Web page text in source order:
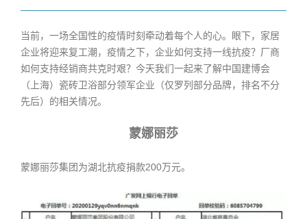
当前，一场全国性的疫情时刻牵动着每个人的心。眼下，家居
企业将迎来复工潮，疫情之下，企业如何支持一线抗疫？厂商
如何支持经销商共克时艰？今天我们一起来了解中国建博会
（上海）瓷砖卫浴部分领军企业（仅罗列部分品牌，排名不分
先后）的相关情况。
蒙娜丽莎
蒙娜丽莎集团为湖北抗疫捐款200万元。